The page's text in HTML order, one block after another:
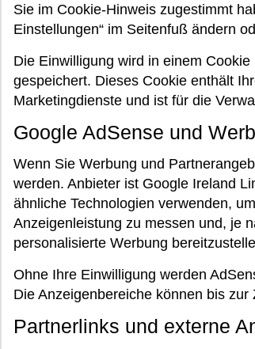
Sie im Cookie-Hinweis zugestimmt
Einstellungen“ im Seitenfuß ändern
Die Einwilligung wird in einem Cookie
gespeichert. Dieses Cookie enthält
Marketingdienste und ist für die
Google AdSense und
Wenn Sie Werbung und
werden. Anbieter ist Google Ireland
ähnliche Technologien verwenden,
Anzeigenleistung zu messen und, je
personalisierte Werbung
Ohne Ihre Einwilligung werden
Die Anzeigenbereiche können bis
Partnerlinks und externe